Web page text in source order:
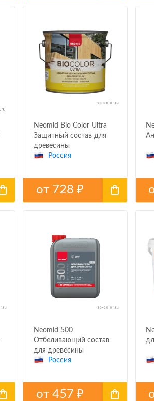
Neomid Bio Color Ultra
Защитный состав для
древесины
Россия
от 728 ₽
Neomid 500
Отбеливающий состав
для древесины
Россия
от 457 ₽